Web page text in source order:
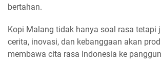
bertahan.
Kopi Malang tidak hanya soal rasa tetapi
cerita, inovasi, dan kebanggaan akan
membawa cita rasa Indonesia ke